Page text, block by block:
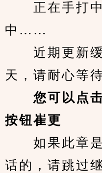
正在手打
中……
近期更新缓
天，请耐心等
您可以点
按钮崔更
如果此章是
话的，请跳过